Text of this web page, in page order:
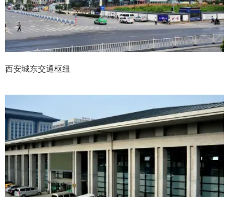
西安城东交通枢纽